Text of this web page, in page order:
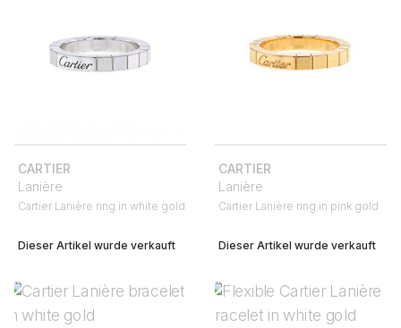
CARTIER
Lanière
Cartier Lanière ring in white gold
Dieser Artikel wurde verkauft
CARTIER
Lanière
Cartier Lanière ring in pink gold
Dieser Artikel wurde verkauft